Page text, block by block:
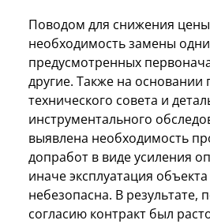
Поводом для снижения
необходимость замены
предусмотренных
другие. Также на основании
технического совета и
инструментального
выявлена необходимость
допработ в виде усиления
иначе эксплуатация
небезопасна. В результате,
согласию контракт был